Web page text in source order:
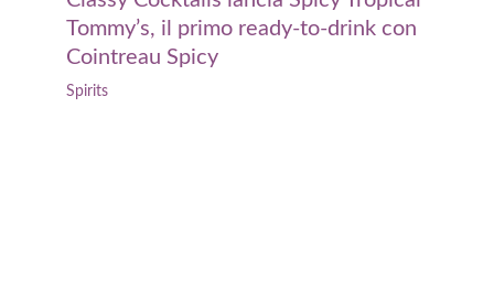
Tommy’s, il primo ready-to-drink con
Cointreau Spicy
Spirits